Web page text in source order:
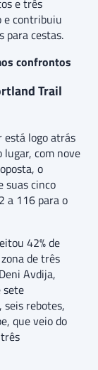
e três
e contribuiu
para cestas.
confrontos
Trail
está logo atrás
lugar, com nove
o
suas cinco
a 116 para o
42% de
de três
Avdija,
sete
rebotes,
que veio do